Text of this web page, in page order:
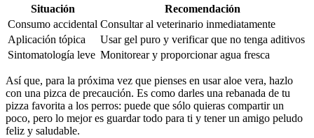
Situación
Recomendación
Consumo accidental Consultar al veterinario inmediatamente
Aplicación tópica
Usar gel puro y verificar que no tenga aditivos
Sintomatología leve Monitorear y proporcionar agua fresca
Así que, para la próxima vez que pienses en usar aloe vera, hazlo
con una pizca de precaución. Es como darles una rebanada de tu
pizza favorita a los perros: puede que sólo quieras compartir un
poco, pero lo mejor es guardar todo para ti y tener un amigo peludo
feliz y saludable.